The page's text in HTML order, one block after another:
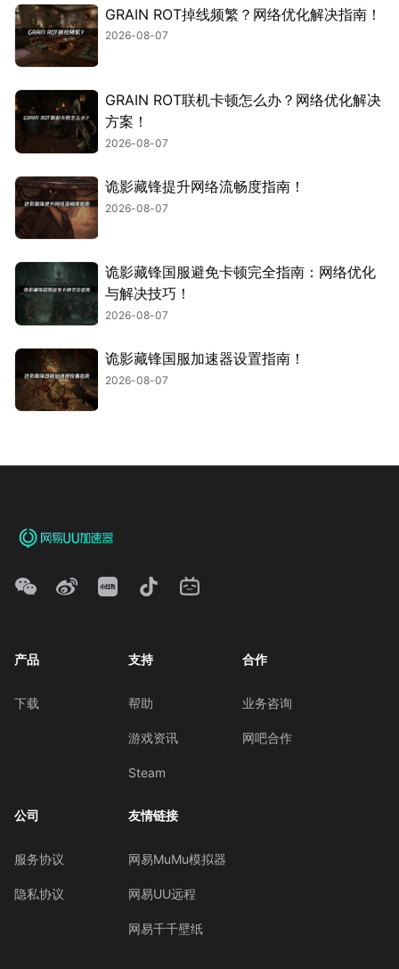
GRAIN ROT掉线频繁？网络优化解决指南！
2026-08-07
GRAIN ROT联机卡顿怎么办？网络优化解决
方案！
2026-08-07
诡影藏锋提升网络流畅度指南！
2026-08-07
诡影藏锋国服避免卡顿完全指南：网络优化
与解决技巧！
2026-08-07
诡影藏锋国服加速器设置指南！
2026-08-07
产品
下载
支持
帮助
游戏资讯
Steam
合作
业务咨询
网吧合作
公司
服务协议
隐私协议
友情链接
网易MuMu模拟器
网易UU远程
网易千千壁纸